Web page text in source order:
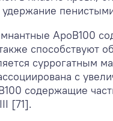
удержание
ApoB100
способствуют
суррогатным
с
содержащие
[71].